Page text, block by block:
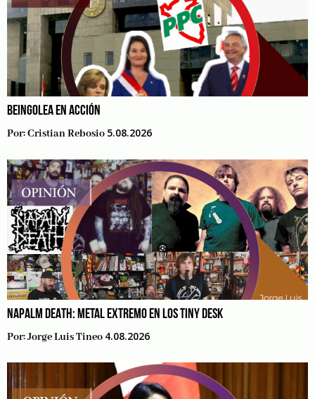
BEINGOLEA EN ACCIÓN
Por:Cristian Rebosio 5.08.2026
NAPALM DEATH: METAL EXTREMO EN LOS TINY DESK
Por:Jorge Luis Tineo 4.08.2026